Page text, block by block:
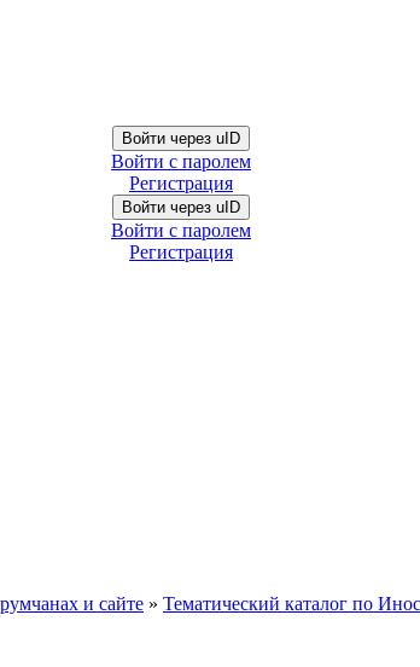
Войти через uID
Войти с паролем
Регистрация
Войти через uID
Войти с паролем
Регистрация
и сайте » Тематический каталог по